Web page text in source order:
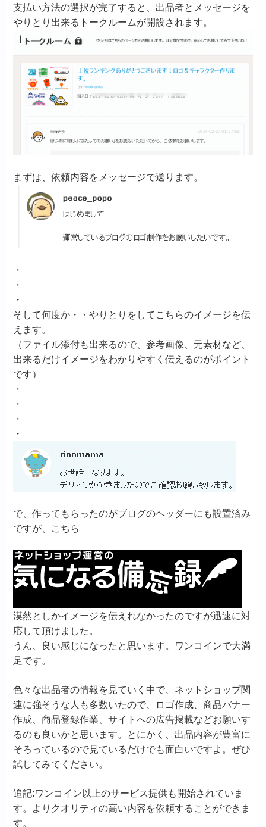
支払い方法の選択が完了すると、出品者とメッセージを
やりとり出来るトークルームが開設されます。
まずは、依頼内容をメッセージで送ります。
・
・
・
そして何度か・・やりとりをしてこちらのイメージを伝
えます。
（ファイル添付も出来るので、参考画像、元素材など、
出来るだけイメージをわかりやすく伝えるのがポイント
です）
・
・
・
・
で、作ってもらったのがブログのヘッダーにも設置済み
ですが、こちら
漠然としかイメージを伝えれなかったのですが迅速に対
応して頂けました。
うん、良い感じになったと思います。ワンコインで大満
足です。
色々な出品者の情報を見ていく中で、ネットショップ関
連に強そうな人も多数いたので、ロゴ作成、商品バナー
作成、商品登録作業、サイトへの広告掲載などお願いす
るのも良いかと思います。とにかく、出品内容が豊富に
そろっているので見ているだけでも面白いですよ。ぜひ
試してみてください。
追記:ワンコイン以上のサービス提供も開始されていま
す。よりクオリティの高い内容を依頼することができま
す。